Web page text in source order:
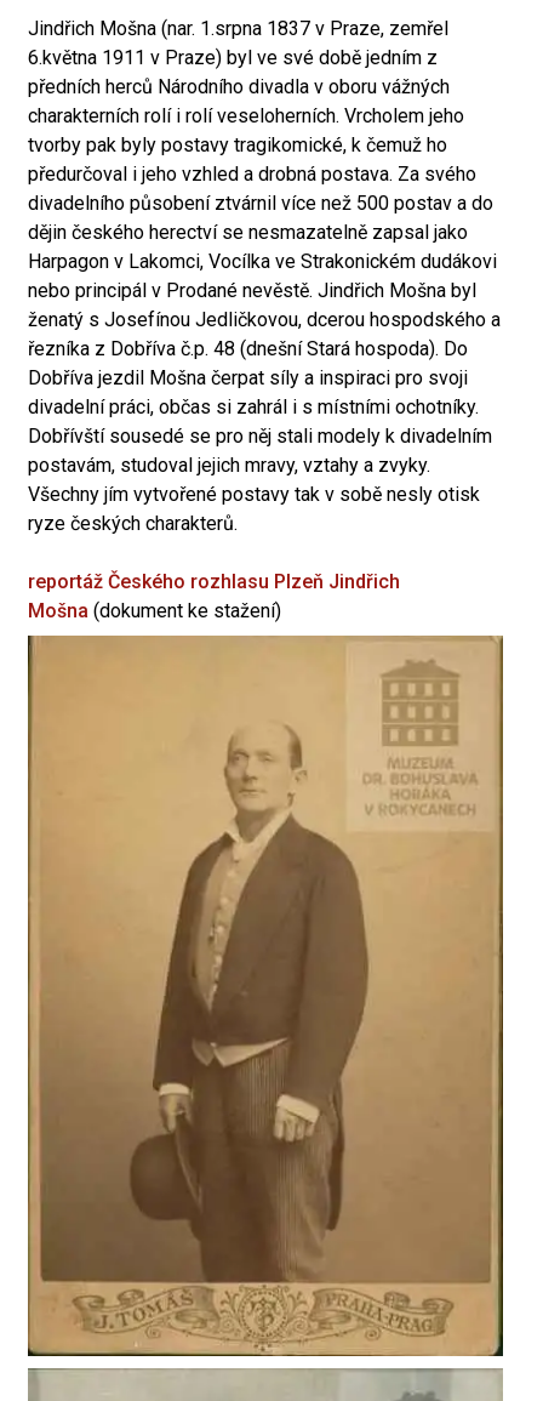
Jindřich Mošna (nar. 1.srpna 1837 v Praze, zemřel
6.května 1911 v Praze) byl ve své době jedním z
předních herců Národního divadla v oboru vážných
charakterních rolí i rolí veseloherních. Vrcholem jeho
tvorby pak byly postavy tragikomické, k čemuž ho
předurčoval i jeho vzhled a drobná postava. Za svého
divadelního působení ztvárnil více než 500 postav a do
dějin českého herectví se nesmazatelně zapsal jako
Harpagon v Lakomci, Vocílka ve Strakonickém dudákovi
nebo principál v Prodané nevěstě. Jindřich Mošna byl
ženatý s Josefínou Jedličkovou, dcerou hospodského a
řezníka z Dobříva č.p. 48 (dnešní Stará hospoda). Do
Dobříva jezdil Mošna čerpat síly a inspiraci pro svoji
divadelní práci, občas si zahrál i s místními ochotníky.
Dobřívští sousedé se pro něj stali modely k divadelním
postavám, studoval jejich mravy, vztahy a zvyky.
Všechny jím vytvořené postavy tak v sobě nesly otisk
ryze českých charakterů.
reportáž Českého rozhlasu Plzeň Jindřich
Mošna (dokument ke stažení)